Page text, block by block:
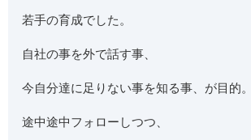
若手の育成でした。
自社の事を外で話す事、
今自分達に足りない事を知る事、が目的。
途中途中フォローしつつ、